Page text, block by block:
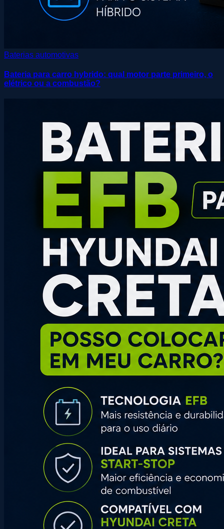
Baterias automotivas
Bateria para carro hybrido: qual motor parte primeiro, o
elétrico ou a combustão?